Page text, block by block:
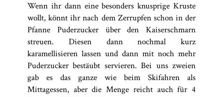
Wenn ihr dann eine besonders knusprige Kruste
wollt, könnt ihr nach dem Zerrupfen schon in der
Pfanne Puderzucker über den Kaiserschmarn
streuen. Diesen dann nochmal kurz
karamellisieren lassen und dann mit noch mehr
Puderzucker bestäubt servieren. Bei uns zweien
gab es das ganze wie beim Skifahren als
Mittagessen, aber die Menge reicht auch für 4